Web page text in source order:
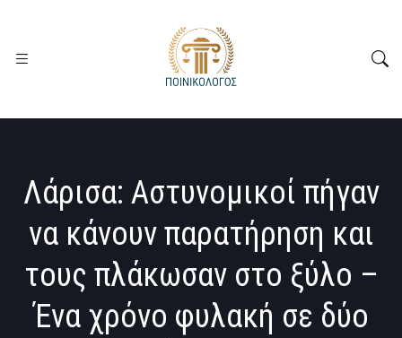
Λάρισα: Αστυνομικοί πήγαν
να κάνουν παρατήρηση και
τους πλάκωσαν στο ξύλο –
Ένα χρόνο φυλακή σε δύο